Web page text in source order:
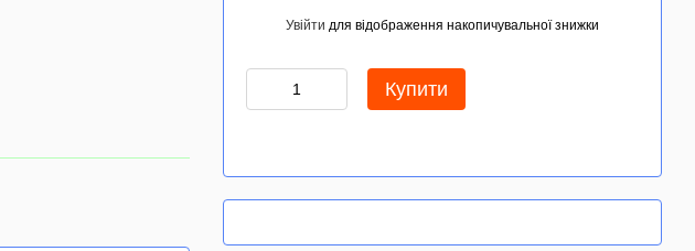
Увійти для відображення накопичувальної знижки
Купити